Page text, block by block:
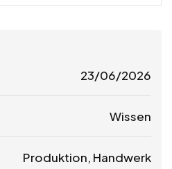
23/06/2026
Wissen
Produktion, Handwerk